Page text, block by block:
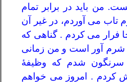
من باید در برابر تمام
می آوردم، در غیر آن
فرار می کردم . گناهی که
آور است و من زمانی
شدم که وظیفۀ
کردم . امروز می خواهم